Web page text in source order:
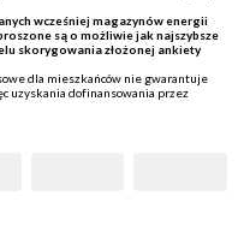
wcześniej magazynów energii
są o możliwie jak najszybsze
skorygowania złożonej ankiety
dla mieszkańców nie gwarantuje
uzyskania dofinansowania przez